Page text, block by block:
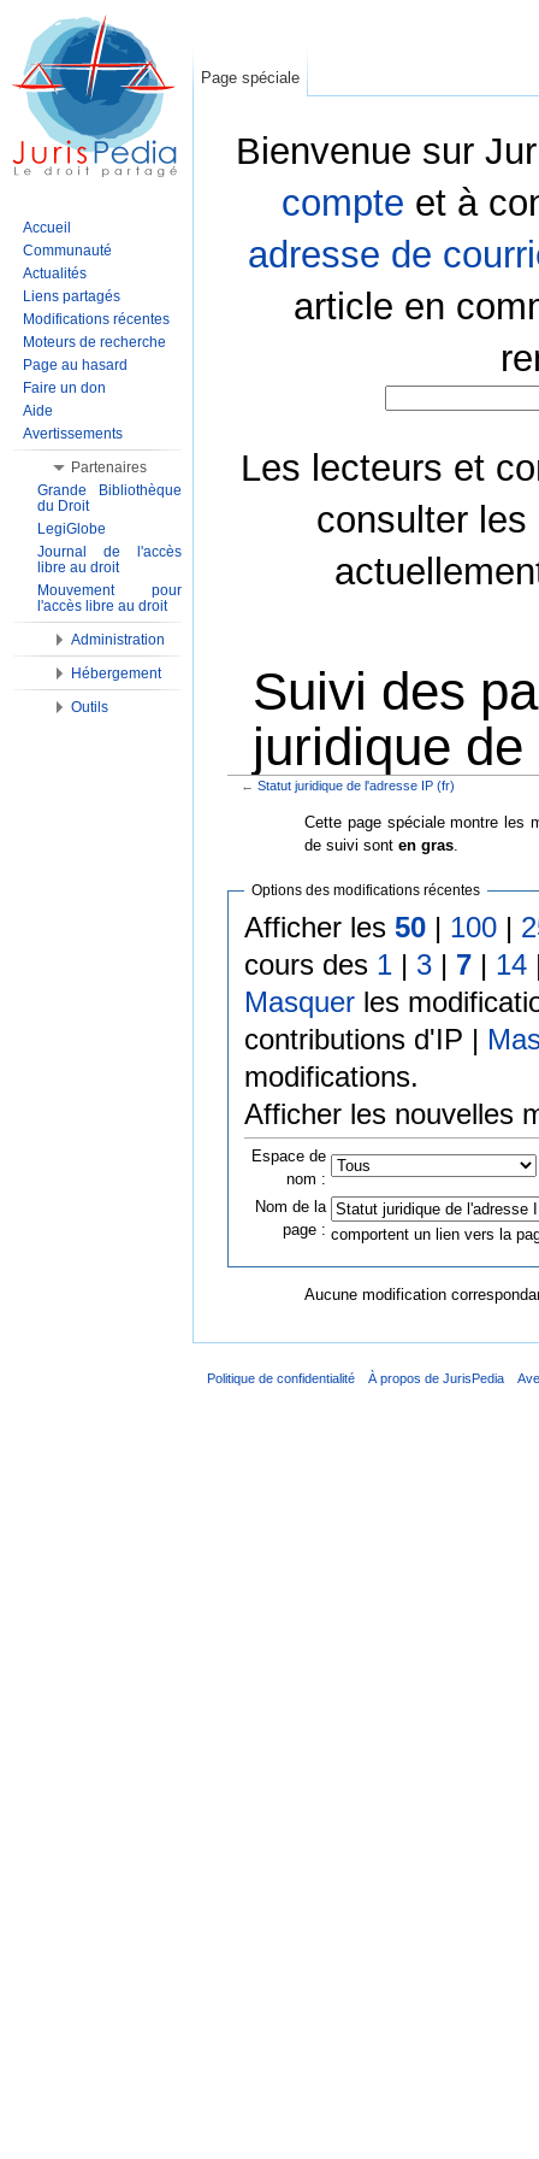
Bienvenue sur
compte et à
adresse de
article en
Les lecteurs et
consulter les
Suivi des
juridique
← Statut juridique de l'adresse IP (fr)
Cette page spéciale montre les
de suivi sont en gras.
Options des modifications récentes
Afficher les 50| 100|
cours des 1| 3| 7| 14
Masquerles
contributions d'IP |
modifications.
Afficher les nouvelles
Espace de
nom :
Nom de la
page : comportent un lien vers la
Aucune modification
Page spéciale
Accueil
Communauté
Actualités
Liens partagés
Modifications récentes
Moteurs de recherche
Page au hasard
Faire un don
Aide
Avertissements
Partenaires
Grande Bibliothèque
du Droit
LegiGlobe
Journal de l'accès
libre au droit
Mouvement pour
l'accès libre au droit
Administration
Hébergement
Outils
Politique de confidentialité À propos de JurisPedia